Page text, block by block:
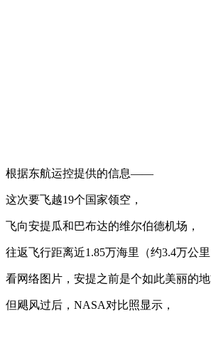
根据东航运控提供的信息——
这次要飞越19个国家领空，
飞向安提瓜和巴布达的维尔伯德机场，
往返飞行距离近1.85万海里（约3.4万公里
看网络图片，安提之前是个如此美丽的地
但飓风过后，NASA对比照显示，